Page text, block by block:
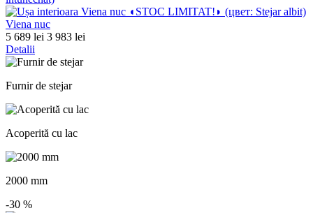
Viena nuc
5 689 lei 3 983 lei
Detalii
Furnir de stejar
Acoperită cu lac
2000 mm
-30 %